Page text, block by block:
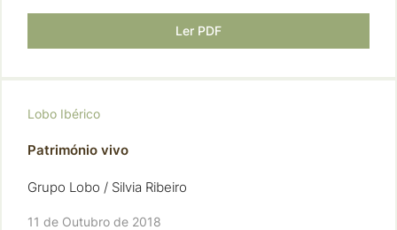
Ler PDF
Lobo Ibérico
Património vivo
Grupo Lobo / Silvia Ribeiro
11 de Outubro de 2018